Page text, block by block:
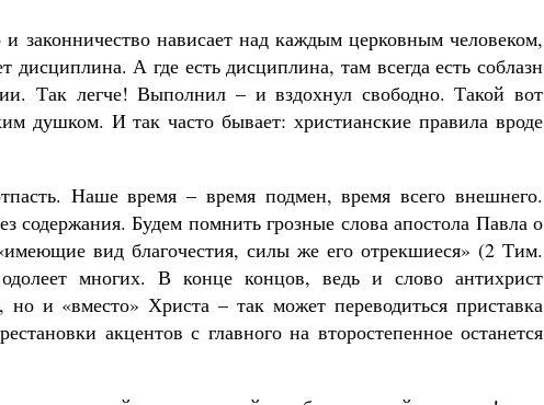
законничество нависает над каждым церковным человеком,
дисциплина. А где есть дисциплина, там всегда есть соблазн
Так легче! Выполнил – и вздохнул свободно. Такой вот
душком. И так часто бывает: христианские правила вроде
Наше время – время подмен, время всего внешнего.
содержания. Будем помнить грозные слова апостола Павла о
вид благочестия, силы же его отрекшиеся» (2 Тим.
многих. В конце концов, ведь и слово антихрист
но и «вместо» Христа – так может переводиться приставка
акцентов с главного на второстепенное останется